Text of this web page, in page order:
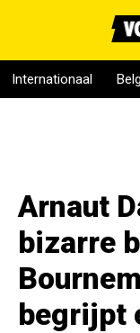
Internationaal
Arnaut
bizarre
begrijpt